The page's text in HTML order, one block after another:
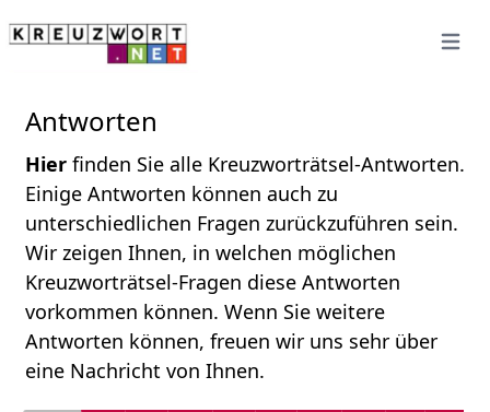
Open
Antworten
Hier finden Sie alle Kreuzworträtsel-Antworten.
Einige Antworten können auch zu
unterschiedlichen Fragen zurückzuführen sein.
Wir zeigen Ihnen, in welchen möglichen
Kreuzworträtsel-Fragen diese Antworten
vorkommen können. Wenn Sie weitere
Antworten können, freuen wir uns sehr über
eine Nachricht von Ihnen.